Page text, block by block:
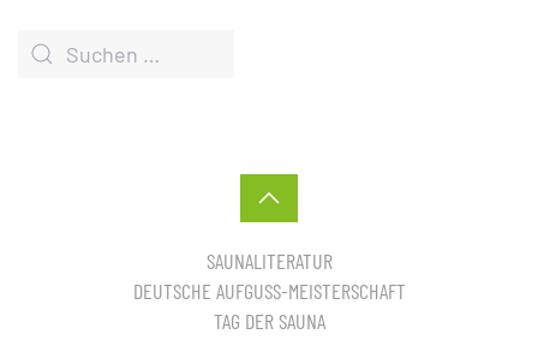
SAUNALITERATUR
DEUTSCHE AUFGUSS-MEISTERSCHAFT
TAG DER SAUNA